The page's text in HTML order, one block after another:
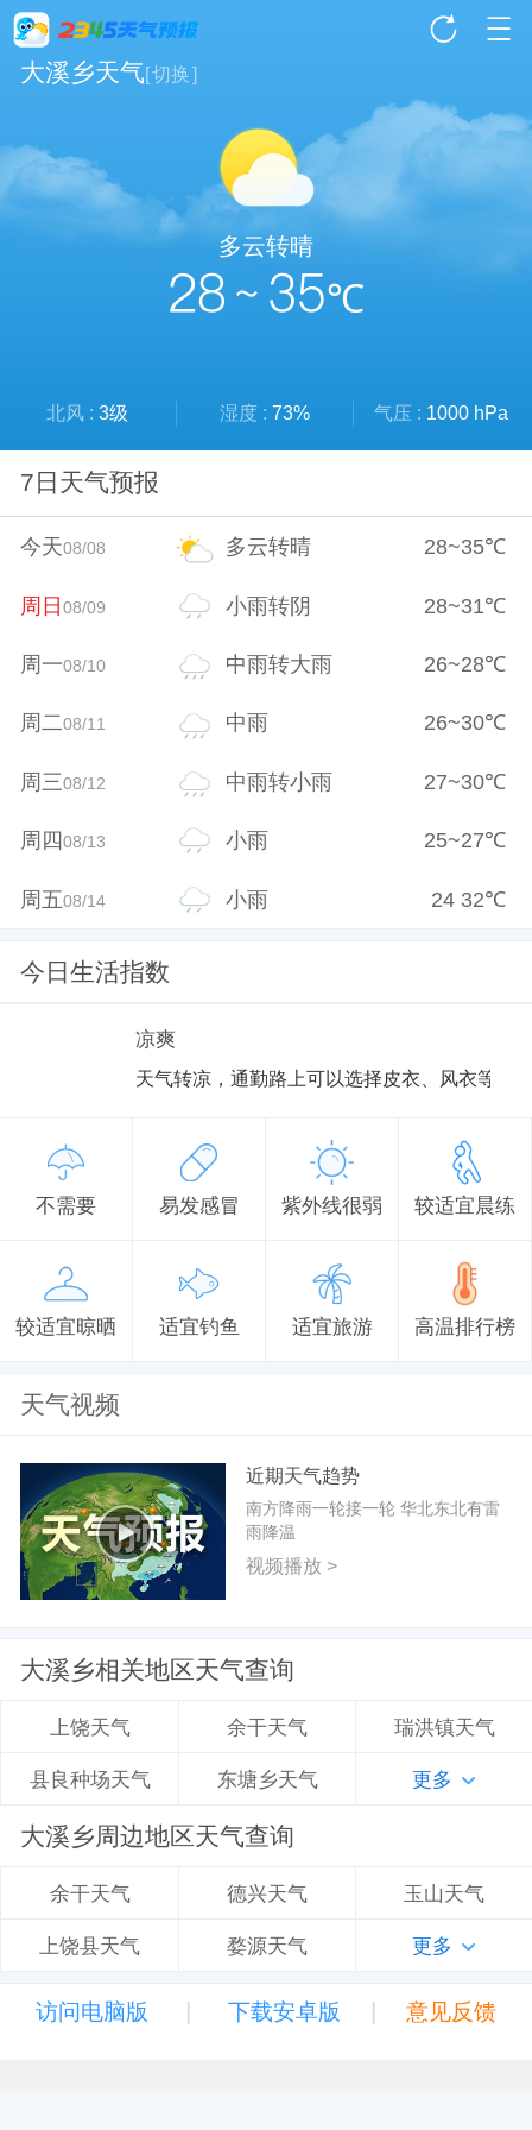
大溪乡天气[切换]
多云转晴
28 ~ 35℃
北风 :3级 湿度 : 73% 气压 : 1000 hPa
7日天气预报
今天08/08 多云转晴 28~35℃
周日08/09 小雨转阴 28~31℃
周一08/10 中雨转大雨 26~28℃
周二08/11 中雨 26~30℃
周三08/12 中雨转小雨 27~30℃
周四08/13 小雨 25~27℃
周五08/14 小雨 24 32℃
今日生活指数
凉爽
天气转凉，通勤路上可以选择皮衣、风衣等防
不需要 易发感冒 紫外线很弱 较适宜晨练
较适宜晾晒 适宜钓鱼 适宜旅游 高温排行榜
天气视频
近期天气趋势
南方降雨一轮接一轮 华北东北有雷
雨降温
视频播放 >
大溪乡相关地区天气查询
上饶天气 余干天气 瑞洪镇天气
县良种场天气 东塘乡天气 更多
大溪乡周边地区天气查询
余干天气 德兴天气 玉山天气
上饶县天气 婺源天气 更多
访问电脑版 | 下载安卓版 | 意见反馈